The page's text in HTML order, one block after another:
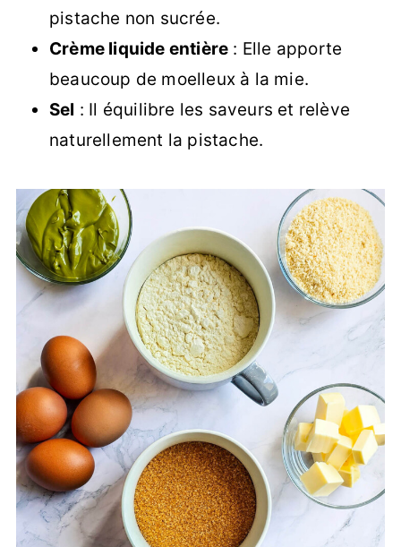
pistache non sucrée.
Crème liquide entière : Elle apporte
beaucoup de moelleux à la mie.
Sel : Il équilibre les saveurs et relève
naturellement la pistache.